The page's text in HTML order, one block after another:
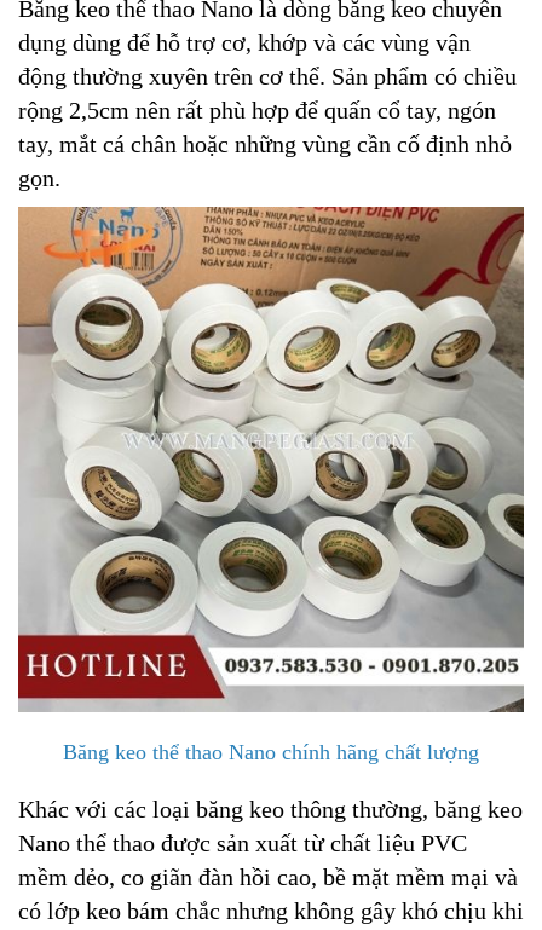
Băng keo thể thao Nano là dòng băng keo chuyên
dụng dùng để hỗ trợ cơ, khớp và các vùng vận
động thường xuyên trên cơ thể. Sản phẩm có chiều
rộng 2,5cm nên rất phù hợp để quấn cổ tay, ngón
tay, mắt cá chân hoặc những vùng cần cố định nhỏ
gọn.
Băng keo thể thao Nano chính hãng chất lượng
Khác với các loại băng keo thông thường, băng keo
Nano thể thao được sản xuất từ chất liệu PVC
mềm dẻo, co giãn đàn hồi cao, bề mặt mềm mại và
có lớp keo bám chắc nhưng không gây khó chịu khi